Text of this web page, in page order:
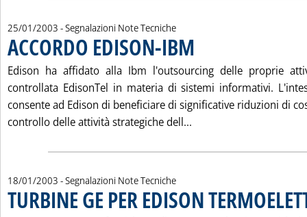
25/01/2003 - Segnalazioni Note Tecniche
ACCORDO EDISON-IBM
Edison ha affidato alla Ibm l'outsourcing delle proprie
controllata EdisonTel in materia di sistemi informativi.
consente ad Edison di beneficiare di significative riduzioni di
controllo delle attività strategiche dell...
18/01/2003 - Segnalazioni Note Tecniche
TURBINE GE PER EDISON